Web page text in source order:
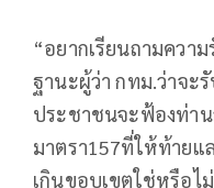
“อยากเรียนถามควา
ฐานะผู้ว่า​ กทม.ว่าจะ
ประชาชน​จะฟ้องท่า
มาตรา​157ที่ให้ท้าย
เกินขอบเขต​ใช่หรือไ